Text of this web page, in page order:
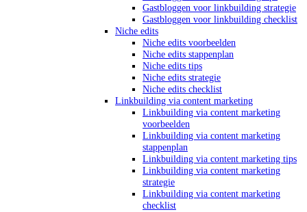
Gastbloggen voor linkbuilding strategie
Gastbloggen voor linkbuilding checklist
Niche edits
Niche edits voorbeelden
Niche edits stappenplan
Niche edits tips
Niche edits strategie
Niche edits checklist
Linkbuilding via content marketing
Linkbuilding via content marketing
voorbeelden
Linkbuilding via content marketing
stappenplan
Linkbuilding via content marketing tips
Linkbuilding via content marketing
strategie
Linkbuilding via content marketing
checklist